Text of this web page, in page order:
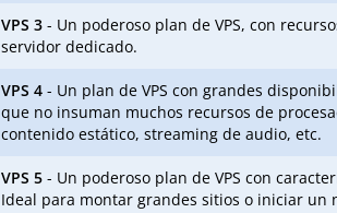
VPS 3 - Un poderoso plan de VPS, con
servidor dedicado.
VPS 4 - Un plan de VPS con grandes
que no insuman muchos recursos de
contenido estático, streaming de audio, etc.
VPS 5 - Un poderoso plan de VPS con
Ideal para montar grandes sitios o iniciar un